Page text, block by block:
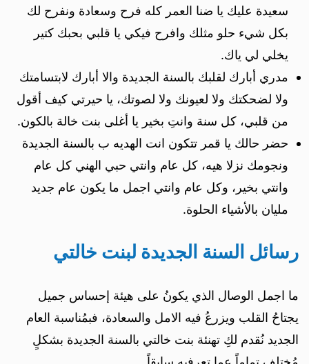
سعيدة عليك يا ضنا العمر كله فرح وسعادة ونفرح لك
بكل شيء حلو مثلك وافرح فيكي يا قلبي بحبك كتير
يخلي لي ياك.
مدري أبارك لقلبك بالسنة الجديدة والا أبارك لابتسامتك
ولا لضحكتك ولا لعيونك ولا لصوتك، يا حيرتي كيف أقول
من قلبي، كل سنة وانتِ بخير يا أغلى بنت خالة بالكون.
حضر حالك يا قمر تتكون انت الهديه ب بالسنة الجديدة
ونجومك نزلا هيه، كل عام وانتي حبي الهني كل عام
وانتي بخير، وكل عام وانتي اجمل ما يكون عام جديد
مليان بالأشياء الحلوة.
رسائل السنة الجديدة لبنت خالتي
ما اجمل الوصال الذي يكونُ على هيئة إحساس جميل
يجتاحُ القلب ويزرعُ فيه الامل والسعادة، فبمُناسبة العام
الجديد نُقدم لكِ تهنئة بنت خالتي بالسنة الجديدة بشكلٍ